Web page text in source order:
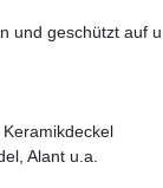
und geschützt auf
Alant u.a.